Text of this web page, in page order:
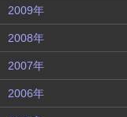
2009年
2008年
2007年
2006年